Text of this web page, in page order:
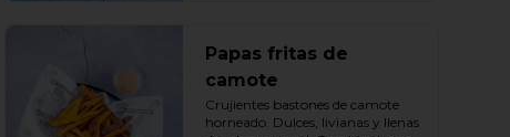
Papas fritas de
camote
Crujientes bastones de camote
horneado. Dulces, livianas y llenas